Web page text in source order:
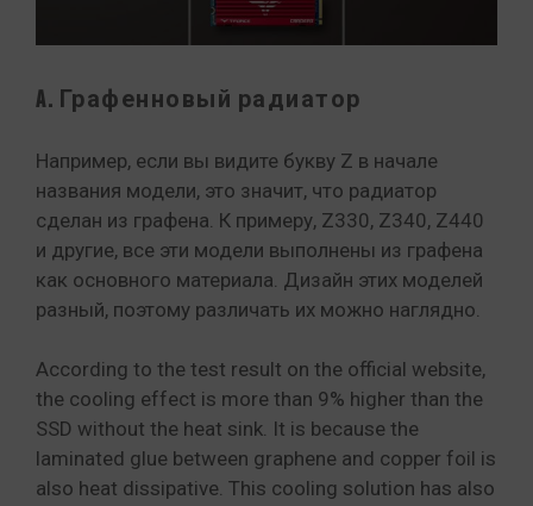
A. Графенновый радиатор
Например, если вы видите букву Z в начале
названия модели, это значит, что радиатор
сделан из графена. К примеру, Z330, Z340, Z440
и другие, все эти модели выполнены из графена
как основного материала. Дизайн этих моделей
разный, поэтому различать их можно наглядно.
According to the test result on the official website,
the cooling effect is more than 9% higher than the
SSD without the heat sink. It is because the
laminated glue between graphene and copper foil is
also heat dissipative. This cooling solution has also